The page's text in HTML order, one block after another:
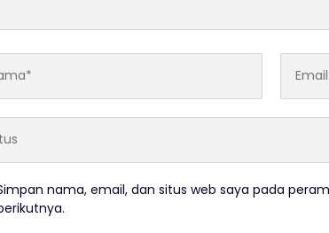
nama, email, dan situs web saya pada